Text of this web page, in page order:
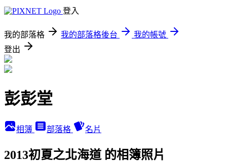
登入
我的部落格 我的部落格後台
我的帳號
登出
彭彭堂
相簿 部落格 名片
2013初夏之北海道 的相簿照片